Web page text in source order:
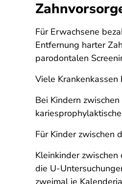
Für Erwachsene
Entfernung harter
parodontalen
Viele
Bei Kindern
Für Kinder zwischen
Kleinkinder
die U-
zweimal je